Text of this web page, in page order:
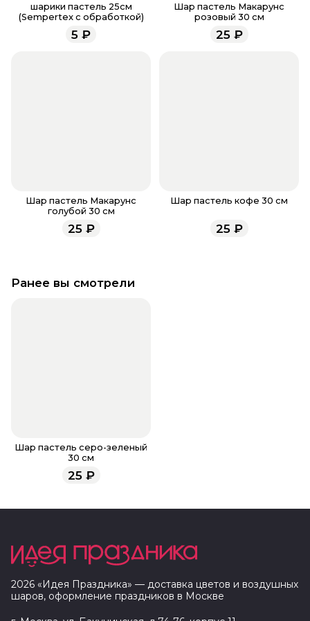
заказа, звоните по номеру телефона 8 (927) 936-71-
86 или напишите WhatsApp +7 937 333-66-53. Наши
менеджеры работают ежедневно с 9.00 до 23.00 и
шарики пастель 25см
(Sempertex с обработкой)
5 ₽
Шар пастель Макарунс
розовый 30 см
25₽
Шар пастель Макарунс
голубой 30 см
25₽
Шар пастель кофе 30 см
25₽
Ранее вы смотрели
Шар пастель серо-зеленый
30 см
25₽
2026 «Идея Праздника» — доставка цветов и воздушных
шаров, оформление праздников в Москве